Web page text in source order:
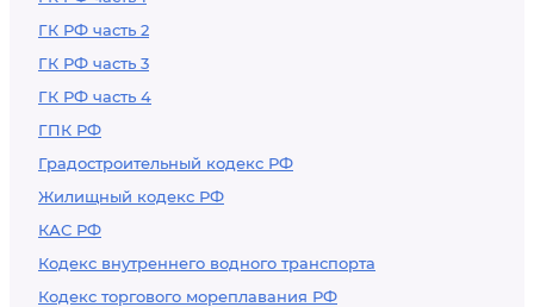
ГК РФ часть 2
ГК РФ часть 3
ГК РФ часть 4
ГПК РФ
Градостроительный кодекс РФ
Жилищный кодекс РФ
КАС РФ
Кодекс внутреннего водного транспорта
Кодекс торгового мореплавания РФ